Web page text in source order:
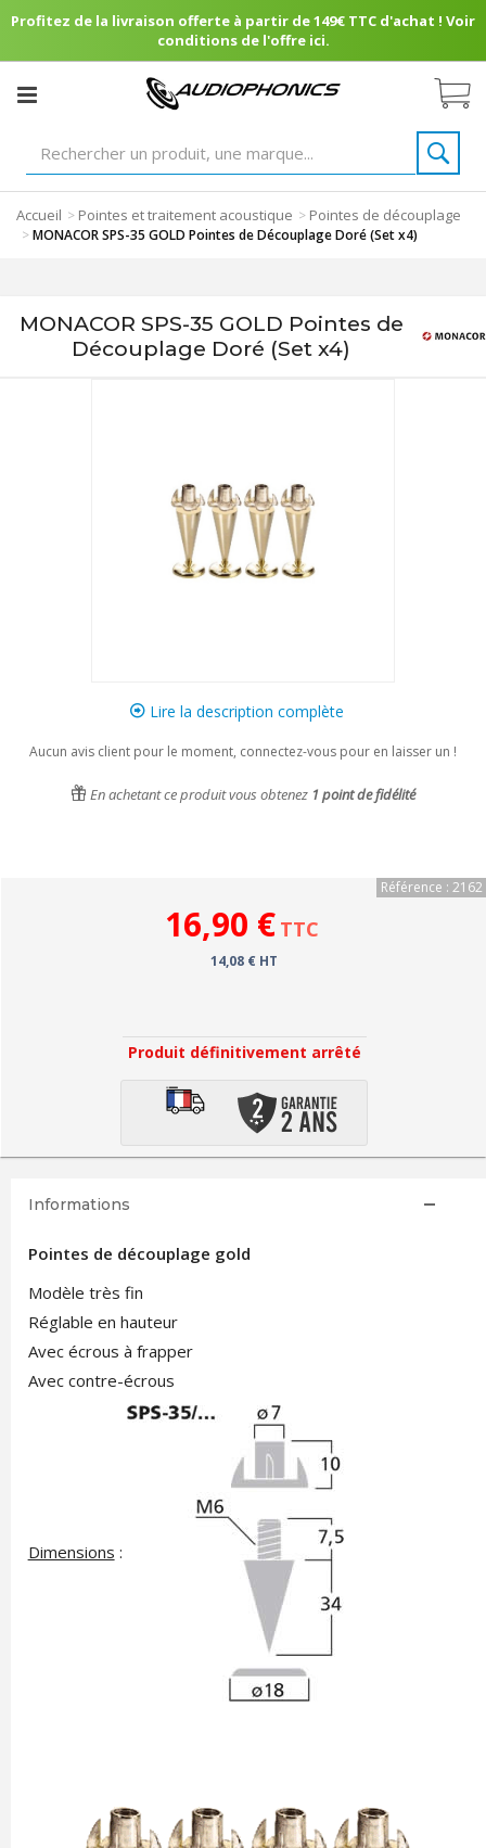
Profitez de la livraison offerte à partir de 149€ TTC d'achat ! Voir
conditions de l'offre ici.
Accueil > Pointes et traitement acoustique > Pointes de découplage
>MONACOR SPS-35 GOLD Pointes de Découplage Doré (Set x4)
MONACOR SPS-35 GOLD Pointes de
Découplage Doré (Set x4)
Lire la description complète
Aucun avis client pour le moment, connectez-vous pour en laisser un !
En achetant ce produit vous obtenez 1 point de fidélité
Référence : 2162
16,90 € TTC
14,08 € HT
Produit définitivement arrêté
Informations
Pointes de découplage gold
Modèle très fin
Réglable en hauteur
Avec écrous à frapper
Avec contre-écrous
Dimensions :